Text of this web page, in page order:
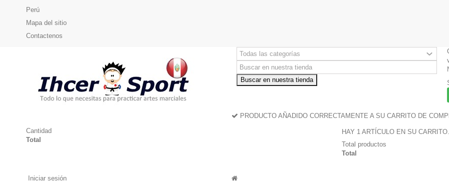
Perú
Mapa del sitio
Contactenos
Buscar en nuestra tienda
PRODUCTO AÑADIDO CORRECTAMENTE A SU CARRITO DE
Cantidad
Total
HAY 1 ARTÍCULO EN SU CARRITO.
Total productos
Total
Iniciar sesión